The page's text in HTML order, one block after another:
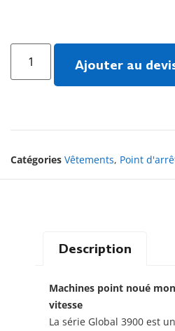
Ajouter au
Catégories Vêtements, Point
Description
Machines point noué
vitesse
La série Global 3900 est